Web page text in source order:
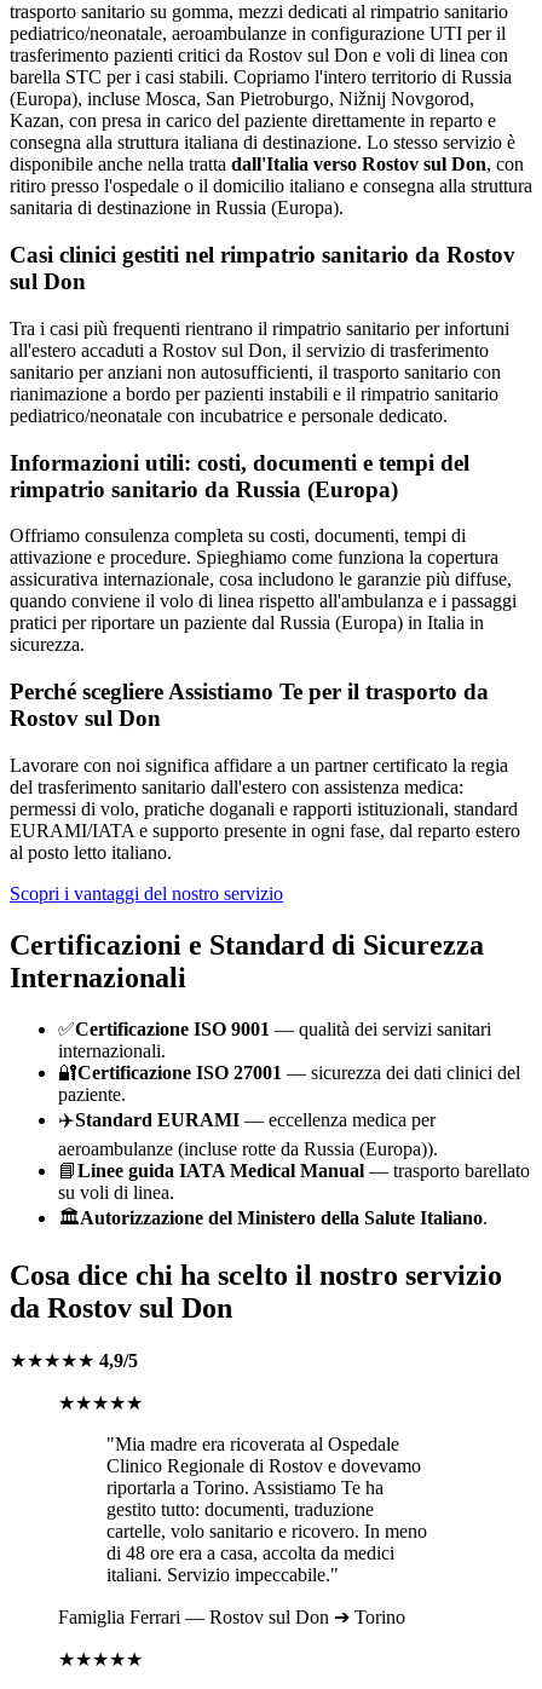
trasporto sanitario su gomma, mezzi dedicati al rimpatrio sanitario
pediatrico/neonatale, aeroambulanze in configurazione UTI per il
trasferimento pazienti critici da Rostov sul Don e voli di linea con
barella STC per i casi stabili. Copriamo l'intero territorio di Russia
(Europa), incluse Mosca, San Pietroburgo, Nižnij Novgorod,
Kazan, con presa in carico del paziente direttamente in reparto e
consegna alla struttura italiana di destinazione. Lo stesso servizio è
disponibile anche nella tratta dall'Italia verso Rostov sul Don, con
ritiro presso l'ospedale o il domicilio italiano e consegna alla struttura
sanitaria di destinazione in Russia (Europa).
Casi clinici gestiti nel rimpatrio sanitario da Rostov
sul Don
Tra i casi più frequenti rientrano il rimpatrio sanitario per infortuni
all'estero accaduti a Rostov sul Don, il servizio di trasferimento
sanitario per anziani non autosufficienti, il trasporto sanitario con
rianimazione a bordo per pazienti instabili e il rimpatrio sanitario
pediatrico/neonatale con incubatrice e personale dedicato.
Informazioni utili: costi, documenti e tempi del
rimpatrio sanitario da Russia (Europa)
Offriamo consulenza completa su costi, documenti, tempi di
attivazione e procedure. Spieghiamo come funziona la copertura
assicurativa internazionale, cosa includono le garanzie più diffuse,
quando conviene il volo di linea rispetto all'ambulanza e i passaggi
pratici per riportare un paziente dal Russia (Europa) in Italia in
sicurezza.
Perché scegliere Assistiamo Te per il trasporto da
Rostov sul Don
Lavorare con noi significa affidare a un partner certificato la regia
del trasferimento sanitario dall'estero con assistenza medica:
permessi di volo, pratiche doganali e rapporti istituzionali, standard
EURAMI/IATA e supporto presente in ogni fase, dal reparto estero
al posto letto italiano.
Scopri i vantaggi del nostro servizio
Certificazioni e Standard di Sicurezza
Internazionali
✅Certificazione ISO 9001 — qualità dei servizi sanitari
internazionali.
🔐Certificazione ISO 27001 — sicurezza dei dati clinici del
paziente.
✈️Standard EURAMI — eccellenza medica per
aeroambulanze (incluse rotte da Russia (Europa)).
📘Linee guida IATA Medical Manual — trasporto barellato
su voli di linea.
🏛️Autorizzazione del Ministero della Salute Italiano.
Cosa dice chi ha scelto il nostro servizio
da Rostov sul Don
★★★★★ 4,9/5
★★★★★
"Mia madre era ricoverata al Ospedale
Clinico Regionale di Rostov e dovevamo
riportarla a Torino. Assistiamo Te ha
gestito tutto: documenti, traduzione
cartelle, volo sanitario e ricovero. In meno
di 48 ore era a casa, accolta da medici
italiani. Servizio impeccabile."
Famiglia Ferrari — Rostov sul Don ➔ Torino
★★★★★